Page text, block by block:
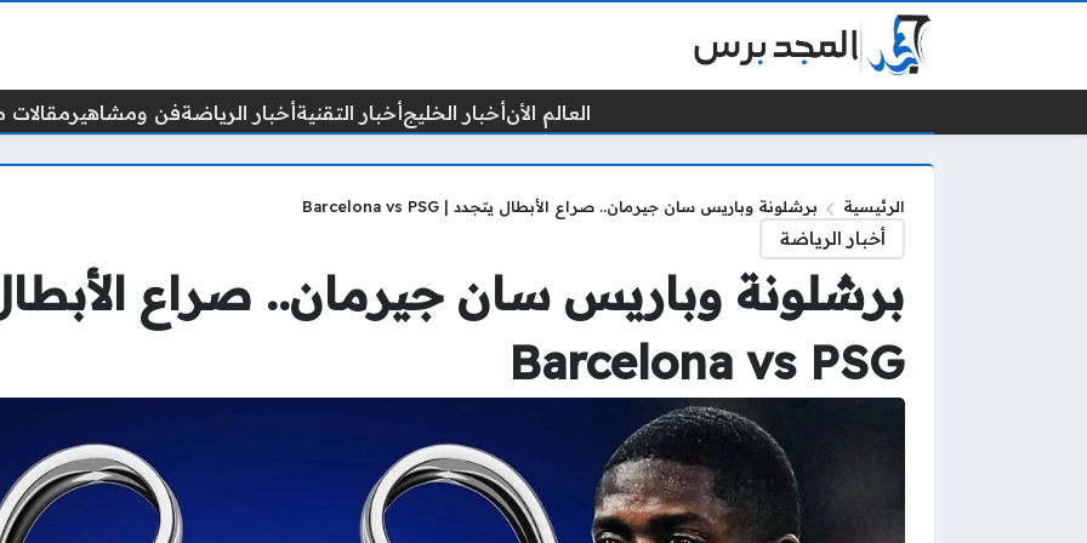
العالم الأنأخبار الخليجأخبار التقنيةأخبار الرياضةفن ومشاهيرمقالات
الرئيسية برشلونة وباريس سان جيرمان.. صراع الأبطال يتجدد | Barcelona vs PSG
أخبار الرياضة
برشلونة وباريس سان جيرمان.. صراع
Barcelona vs PSG